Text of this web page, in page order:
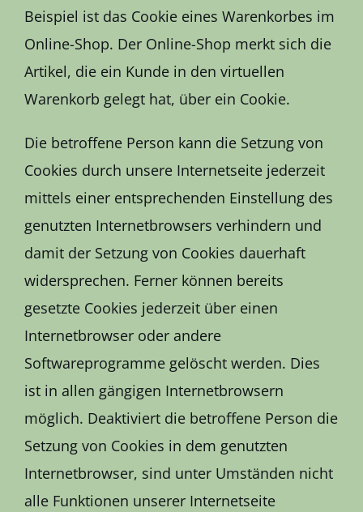
Beispiel ist das Cookie eines Warenkorbes im
Online-Shop. Der Online-Shop merkt sich die
Artikel, die ein Kunde in den virtuellen
Warenkorb gelegt hat, über ein Cookie.
Die betroffene Person kann die Setzung von
Cookies durch unsere Internetseite jederzeit
mittels einer entsprechenden Einstellung des
genutzten Internetbrowsers verhindern und
damit der Setzung von Cookies dauerhaft
widersprechen. Ferner können bereits
gesetzte Cookies jederzeit über einen
Internetbrowser oder andere
Softwareprogramme gelöscht werden. Dies
ist in allen gängigen Internetbrowsern
möglich. Deaktiviert die betroffene Person die
Setzung von Cookies in dem genutzten
Internetbrowser, sind unter Umständen nicht
alle Funktionen unserer Internetseite